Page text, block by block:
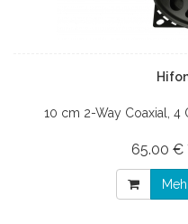
10 cm 2-Way Coaxial,
65.00 €